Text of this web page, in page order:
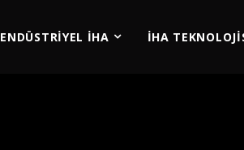
ENDÜSTRİYEL İHA İHA